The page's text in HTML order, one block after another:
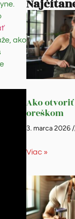
ako
Ako
oreškom
3. marca 2026
Viac »